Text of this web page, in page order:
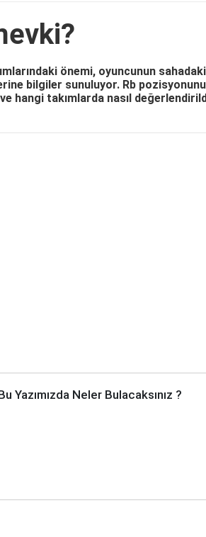
önemi, oyuncunun
bilgiler sunuluyor. Rb
hangi takımlarda nasıl
Yazımızda Neler Bulacaksınız ?